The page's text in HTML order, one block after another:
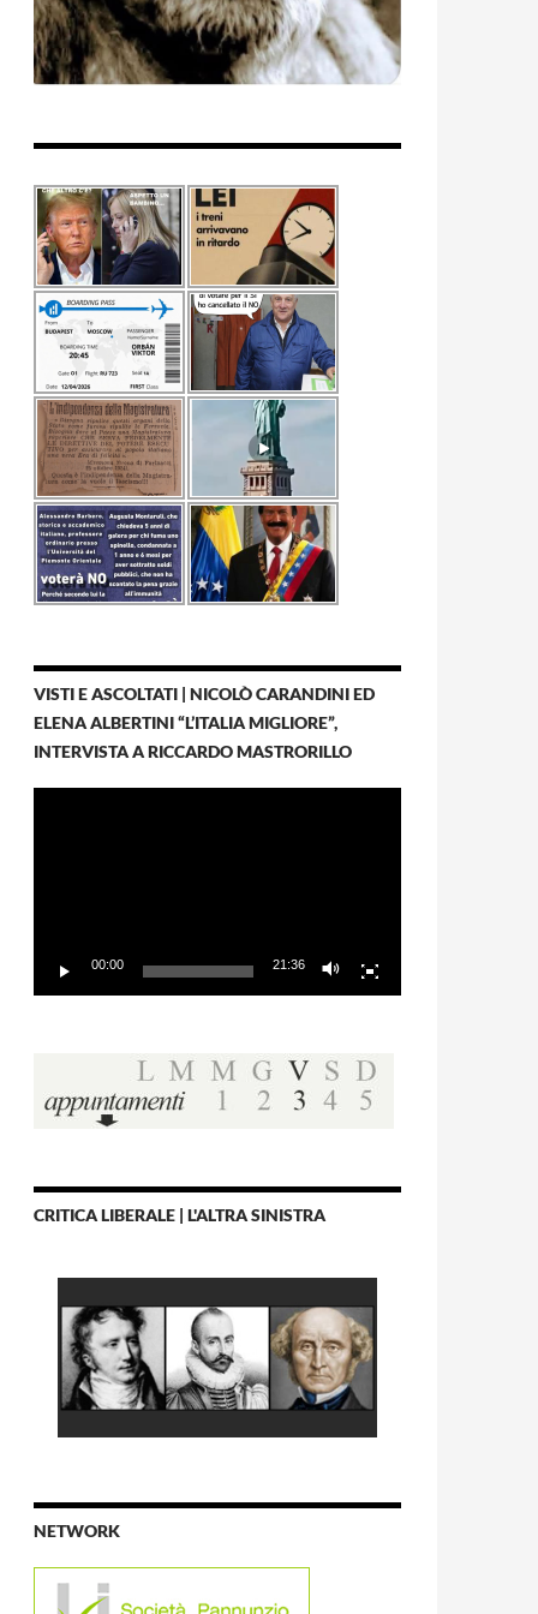
VISTI E ASCOLTATI | NICOLÒ CARANDINI ED
ELENA ALBERTINI “L’ITALIA MIGLIORE”,
INTERVISTA A RICCARDO MASTRORILLO
00:00 21:36
CRITICA LIBERALE | L'ALTRA SINISTRA
NETWORK